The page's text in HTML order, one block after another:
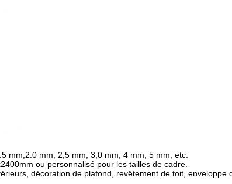
mm,2.0 mm, 2,5 mm, 3,0 mm, 4 mm, 5 mm, etc.
ou personnalisé pour les tailles de cadre.
décoration de plafond, revêtement de toit, enveloppe